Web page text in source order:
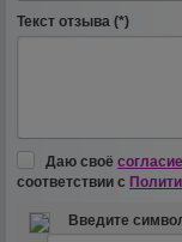
Текст отзыва (*)
Даю своёсогласие
соответствии с
Введите